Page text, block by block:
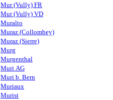
Mur (Vully) FR
Mur (Vully) VD
Muralto
Muraz (Collombey)
Muraz (Sierre)
Murg
Murgenthal
Muri AG
Muri b. Bern
Muriaux
Murist